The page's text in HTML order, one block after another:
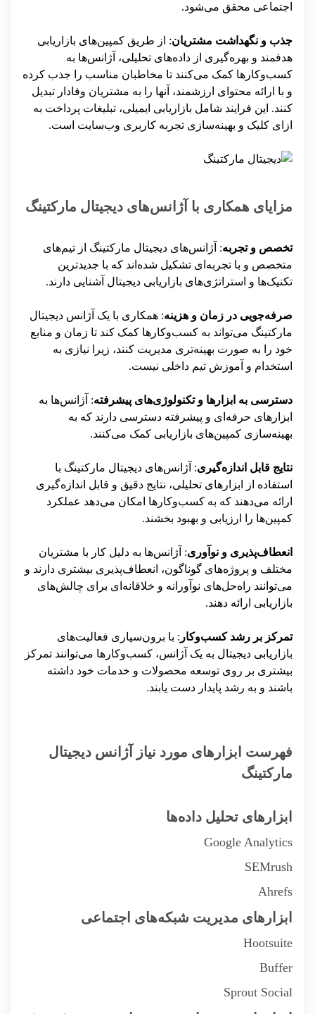
اجتماعی محقق می‌شود.
جذب و نگهداشت مشتریان: از طریق کمپین‌های بازاریابی
هدفمند و بهره‌گیری از داده‌های تحلیلی، آژانس‌ها به
کسب‌وکارها کمک می‌کنند تا مخاطبان مناسب را جذب کرده
و با ارائه محتوای ارزشمند، آنها را به مشتریان وفادار تبدیل
کنند. این فرایند شامل بازاریابی ایمیلی، تبلیغات پرداخت به
ازای کلیک و بهینه‌سازی تجربه کاربری وب‌سایت است.
مزایای همکاری با آژانس‌های دیجیتال مارکتینگ
تخصص و تجربه: آژانس‌های دیجیتال مارکتینگ از تیم‌های
متخصص و با تجربه‌ای تشکیل شده‌اند که با جدیدترین
تکنیک‌ها و استراتژی‌های بازاریابی دیجیتال آشنایی دارند.
صرفه‌جویی در زمان و هزینه: همکاری با یک آژانس دیجیتال
مارکتینگ می‌تواند به کسب‌وکارها کمک کند تا زمان و منابع
خود را به صورت بهینه‌تری مدیریت کنند، زیرا نیازی به
استخدام و آموزش تیم داخلی نیست.
دسترسی به ابزارها و تکنولوژی‌های پیشرفته: آژانس‌ها به
ابزارهای حرفه‌ای و پیشرفته دسترسی دارند که به
بهینه‌سازی کمپین‌های بازاریابی کمک می‌کنند.
نتایج قابل اندازه‌گیری: آژانس‌های دیجیتال مارکتینگ با
استفاده از ابزارهای تحلیلی، نتایج دقیق و قابل اندازه‌گیری
ارائه می‌دهند که به کسب‌وکارها امکان می‌دهد عملکرد
کمپین‌ها را ارزیابی و بهبود بخشند.
انعطاف‌پذیری و نوآوری: آژانس‌ها به دلیل کار با مشتریان
مختلف و پروژه‌های گوناگون، انعطاف‌پذیری بیشتری دارند و
می‌توانند راه‌حل‌های نوآورانه و خلاقانه‌ای برای چالش‌های
بازاریابی ارائه دهند.
تمرکز بر رشد کسب‌وکار : با برون‌سپاری فعالیت‌های
بازاریابی دیجیتال به یک آژانس، کسب‌وکارها می‌توانند تمرکز
بیشتری بر روی توسعه محصولات و خدمات خود داشته
باشند و به رشد پایدار دست یابند.
فهرست ابزارهای مورد نیاز آژانس دیجیتال
مارکتینگ
ابزارهای تحلیل داده‌ها
Google Analytics
SEMrush
Ahrefs
ابزارهای مدیریت شبکه‌های اجتماعی
Hootsuite
Buffer
Sprout Social